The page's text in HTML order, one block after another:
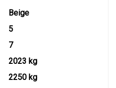
Beige
5
7
2023 kg
2250 kg